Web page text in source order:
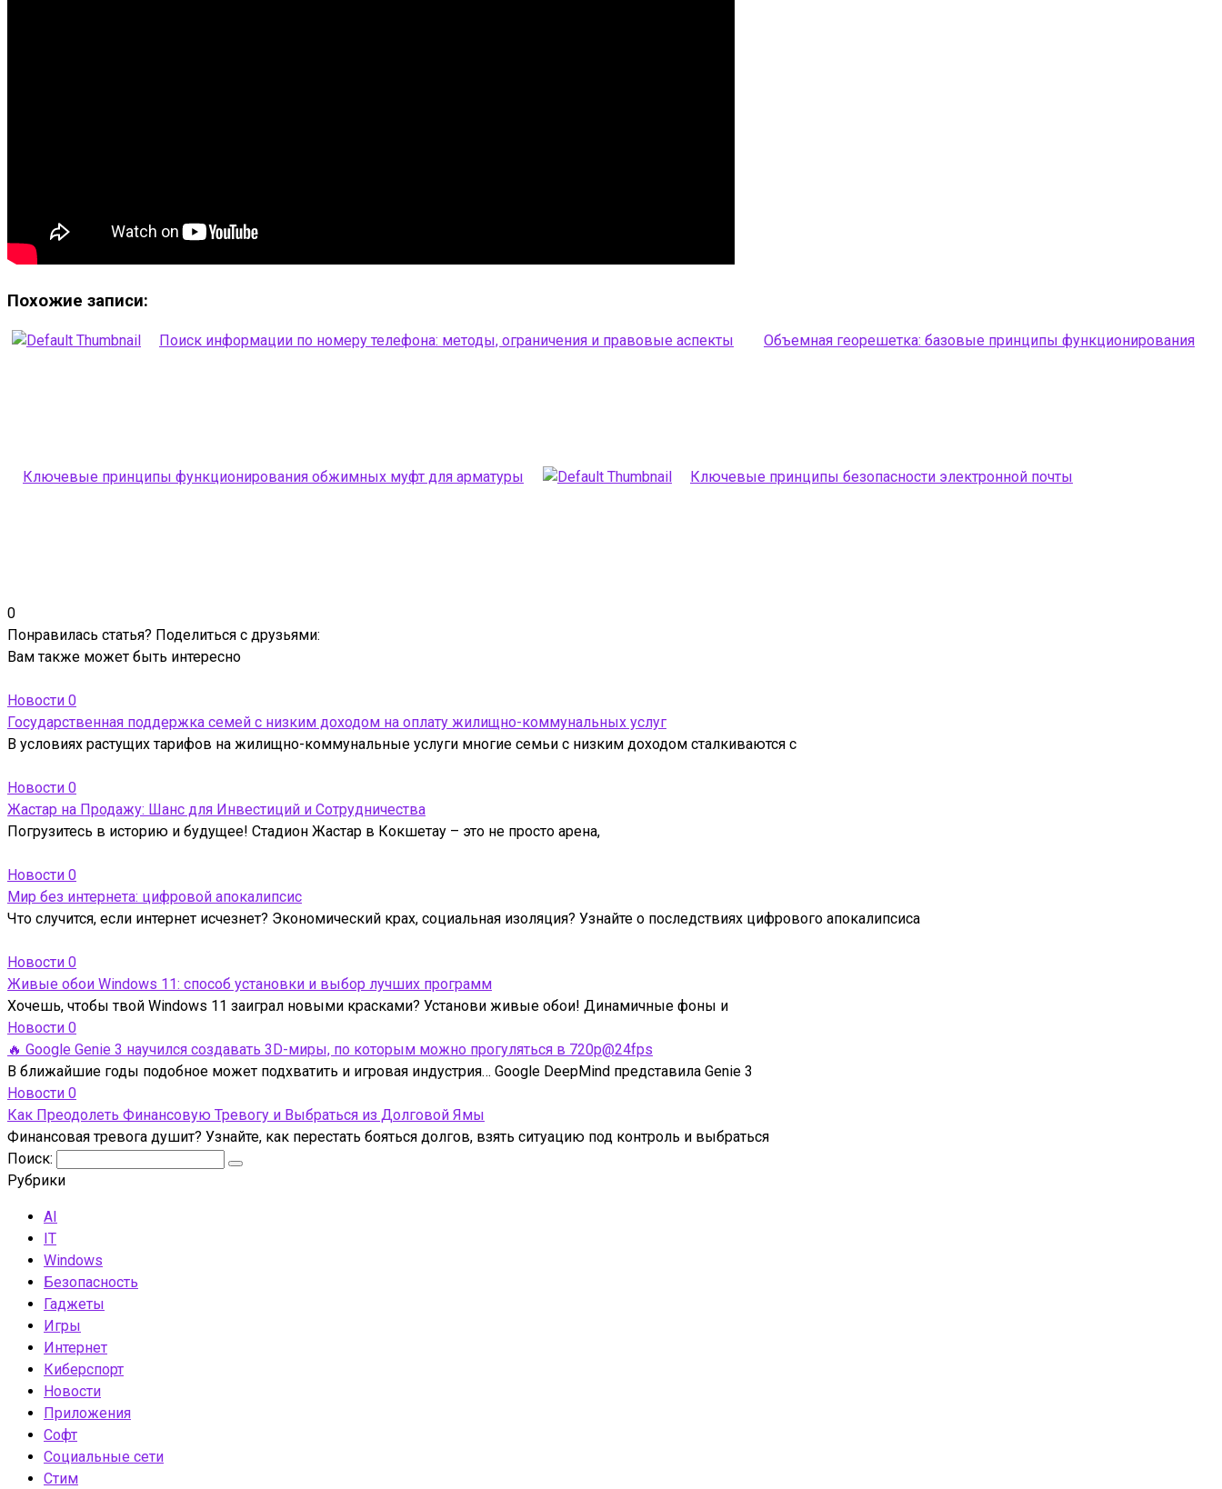
Похожие записи:
Поиск информации по номеру телефона: методы, ограничения и правовые аспекты Объемная георешетка: базовые принципы функционирования
Ключевые принципы функционирования обжимных муфт для арматуры Ключевые принципы безопасности электронной почты
0
Понравилась статья? Поделиться с друзьями:
Вам также может быть интересно
Новости 0
Государственная поддержка семей с низким доходом на оплату жилищно-коммунальных услуг
В условиях растущих тарифов на жилищно-коммунальные услуги многие семьи с низким доходом сталкиваются с
Новости 0
Жастар на Продажу: Шанс для Инвестиций и Сотрудничества
Погрузитесь в историю и будущее! Стадион Жастар в Кокшетау – это не просто арена,
Новости 0
Мир без интернета: цифровой апокалипсис
Что случится, если интернет исчезнет? Экономический крах, социальная изоляция? Узнайте о последствиях цифрового апокалипсиса
Новости 0
Живые обои Windows 11: способ установки и выбор лучших программ
Хочешь, чтобы твой Windows 11 заиграл новыми красками? Установи живые обои! Динамичные фоны и
Новости 0
🔥 Google Genie 3 научился создавать 3D-миры, по которым можно прогуляться в 720p@24fps
В ближайшие годы подобное может подхватить и игровая индустрия… Google DeepMind представила Genie 3
Новости 0
Как Преодолеть Финансовую Тревогу и Выбраться из Долговой Ямы
Финансовая тревога душит? Узнайте, как перестать бояться долгов, взять ситуацию под контроль и выбраться
Поиск:
Рубрики
AI
IT
Windows
Безопасность
Гаджеты
Игры
Интернет
Киберспорт
Новости
Приложения
Софт
Социальные сети
Стим